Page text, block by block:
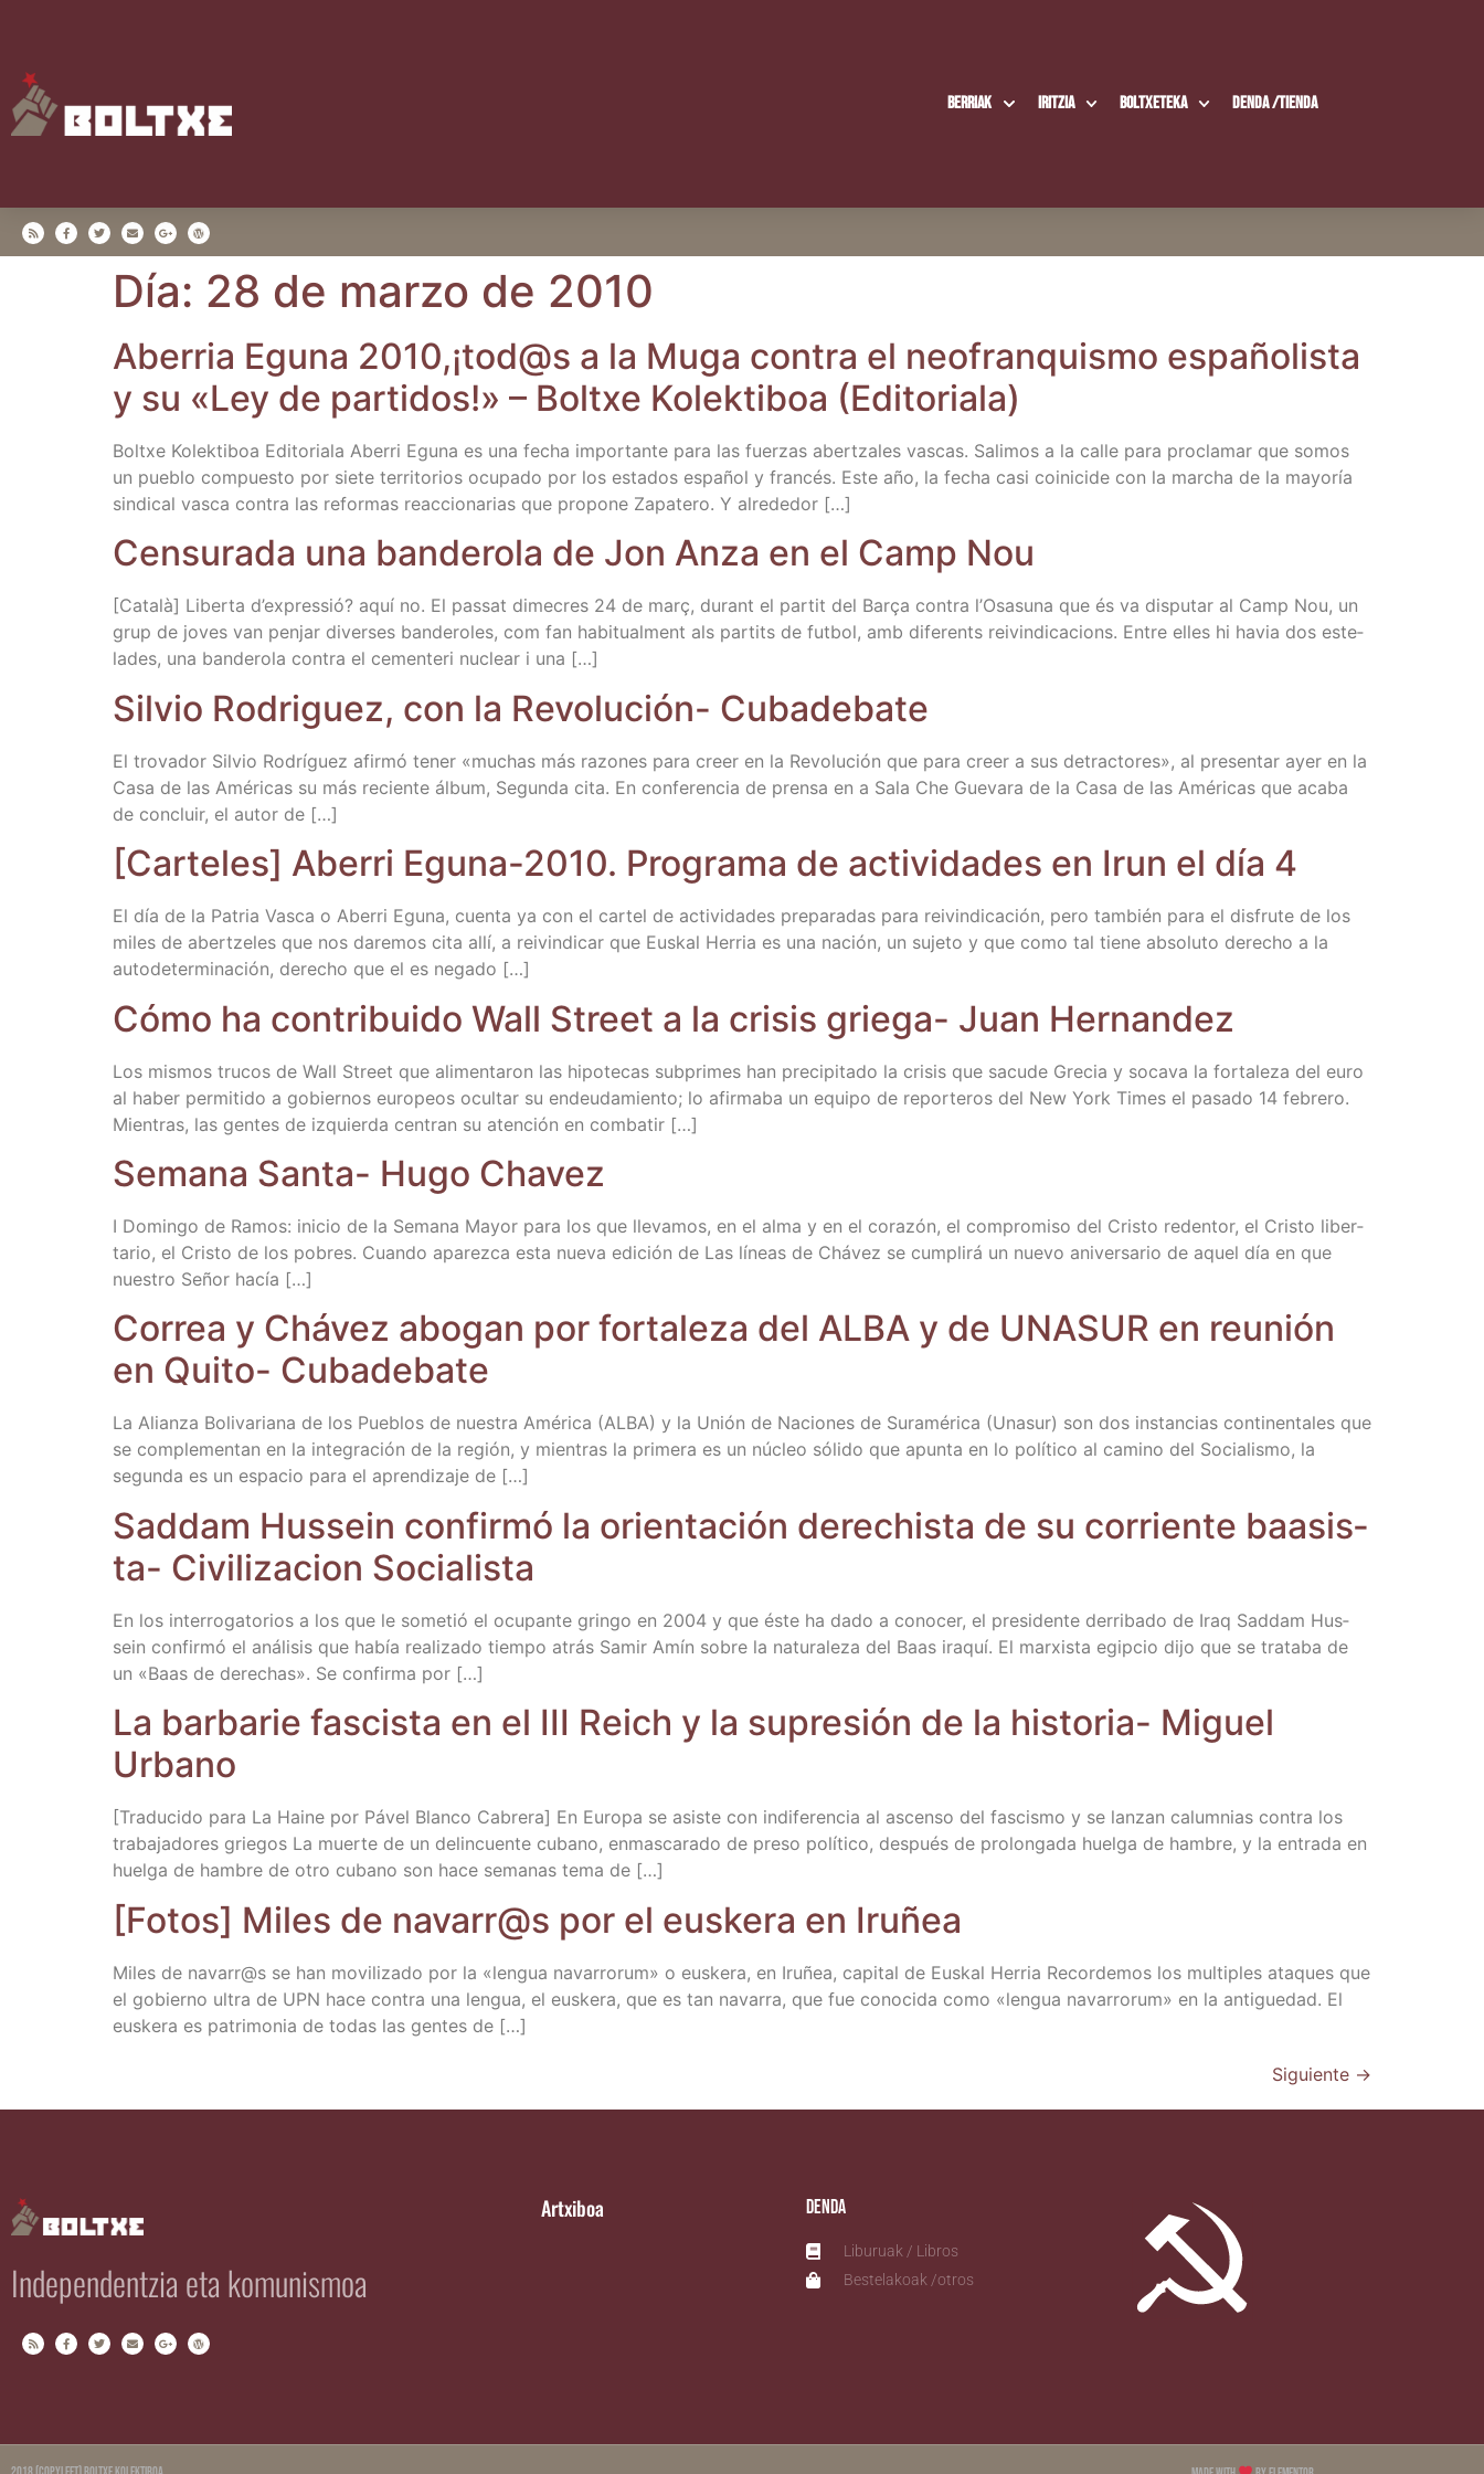
Berriak Iritzia Boltxe­te­ka Den­da /​Tien­da
Día: 28 de marzo de 2010
Abe­rria Egu­na 2010,¡tod@s a la Muga con­tra el neo­fran­quis­mo espa­ño­lis­ta
y su «Ley de par­ti­dos!» – Boltxe Kolek­ti­boa (Edi­to­ria­la)
Boltxe Kolek­ti­boa Edi­to­ria­la Abe­rri Egu­na es una fecha impor­tan­te para las fuer­zas aber­tza­les vas­cas. Sali­mos a la calle para pro­cla­mar que somos
un pue­blo com­pues­to por sie­te terri­to­rios ocu­pa­do por los esta­dos espa­ñol y fran­cés. Este año, la fecha casi coini­ci­de con la mar­cha de la mayo­ría
sin­di­cal vas­ca con­tra las refor­mas reac­cio­na­rias que pro­po­ne Zapa­te­ro. Y alrededor […]
Cen­su­ra­da una ban­de­ro­la de Jon Anza en el Camp Nou
[Cata­là] Liber­ta d’ex­pres­sió? aquí no. El pas­sat dime­cres 24 de març, durant el par­tit del Barça con­tra l’O­sa­su­na que és va dispu­tar al Camp Nou, un
grup de joves van pen­jar diver­ses ban­de­ro­les, com fan habi­tual­ment als par­tits de fut­bol, amb dife­rents rei­vin­di­ca­cions. Entre elles hi havia dos este­
la­des, una ban­de­ro­la con­tra el cemen­te­ri nuclear i una […]
Sil­vio Rodri­guez, con la Revo­lu­ción- Cubadebate
El tro­va­dor Sil­vio Rodrí­guez afir­mó tener «muchas más razo­nes para creer en la Revo­lu­ción que para creer a sus detrac­to­res», al pre­sen­tar ayer en la
Casa de las Amé­ri­cas su más recien­te álbum, Segun­da cita. En con­fe­ren­cia de pren­sa en a Sala Che Gue­va­ra de la Casa de las Amé­ri­cas que aca­ba
de con­cluir, el autor de […]
[Car­te­les] Abe­rri Egu­na-2010. Pro­gra­ma de acti­vi­da­des en Irun el día 4
El día de la Patria Vas­ca o Abe­rri Egu­na, cuen­ta ya con el car­tel de acti­vi­da­des pre­pa­ra­das para rei­vin­di­ca­ción, pero tam­bién para el dis­fru­te de los
miles de aber­tze­les que nos dare­mos cita allí, a rei­vin­di­car que Eus­kal Herria es una nación, un suje­to y que como tal tie­ne abso­lu­to dere­cho a la
auto­de­ter­mi­na­ción, dere­cho que el es negado […]
Cómo ha con­tri­bui­do Wall Street a la cri­sis grie­ga- Juan Hernandez
Los mis­mos tru­cos de Wall Street que ali­men­ta­ron las hipo­te­cas sub­pri­mes han pre­ci­pi­ta­do la cri­sis que sacu­de Gre­cia y soca­va la for­ta­le­za del euro
al haber per­mi­ti­do a gobier­nos euro­peos ocul­tar su endeu­da­mien­to; lo afir­ma­ba un equi­po de repor­te­ros del New York Times el pasa­do 14 febre­ro.
Mien­tras, las gen­tes de izquier­da cen­tran su aten­ción en combatir […]
Sema­na San­ta- Hugo Chavez
I Domin­go de Ramos: ini­cio de la Sema­na Mayor para los que lle­va­mos, en el alma y en el cora­zón, el com­pro­mi­so del Cris­to reden­tor, el Cris­to liber­
ta­rio, el Cris­to de los pobres. Cuan­do apa­rez­ca esta nue­va edi­ción de Las líneas de Chá­vez se cum­pli­rá un nue­vo ani­ver­sa­rio de aquel día en que
nues­tro Señor hacía […]
Correa y Chá­vez abo­gan por for­ta­le­za del ALBA y de UNASUR en reu­nión
en Qui­to- Cubadebate
La Alian­za Boli­va­ria­na de los Pue­blos de nues­tra Amé­ri­ca (ALBA) y la Unión de Nacio­nes de Sura­mé­ri­ca (Una­sur) son dos ins­tan­cias con­ti­nen­ta­les que
se com­ple­men­tan en la inte­gra­ción de la región, y mien­tras la pri­me­ra es un núcleo sóli­do que apun­ta en lo polí­ti­co al camino del Socia­lis­mo, la
segun­da es un espa­cio para el apren­di­za­je de […]
Sad­dam Hus­sein con­fir­mó la orien­ta­ción dere­chis­ta de su corrien­te baa­sis­
ta- Civi­li­za­cion Socialista
En los inte­rro­ga­to­rios a los que le some­tió el ocu­pan­te grin­go en 2004 y que éste ha dado a cono­cer, el pre­si­den­te derri­ba­do de Iraq Sad­dam Hus­
sein con­fir­mó el aná­li­sis que había rea­li­za­do tiem­po atrás Samir Amín sobre la natu­ra­le­za del Baas ira­quí. El mar­xis­ta egip­cio dijo que se tra­ta­ba de
un «Baas de dere­chas». Se con­fir­ma por […]
La bar­ba­rie fas­cis­ta en el III Reich y la supre­sión de la his­to­ria- Miguel
Urbano
[Tra­du­ci­do para La Hai­ne por Pável Blan­co Cabre­ra] En Euro­pa se asis­te con indi­fe­ren­cia al ascen­so del fas­cis­mo y se lan­zan calum­nias con­tra los
tra­ba­ja­do­res grie­gos La muer­te de un delin­cuen­te cubano, enmas­ca­ra­do de pre­so polí­ti­co, des­pués de pro­lon­ga­da huel­ga de ham­bre, y la entra­da en
huel­ga de ham­bre de otro cubano son hace sema­nas tema de […]
[Fotos] Miles de navarr@s por el eus­ke­ra en Iruñea
Miles de navarr@s se han movi­li­za­do por la «len­gua nava­rro­rum» o eus­ke­ra, en Iru­ñea, capi­tal de Eus­kal Herria Recor­de­mos los mul­ti­ples ata­ques que
el gobierno ultra de UPN hace con­tra una len­gua, el eus­ke­ra, que es tan nava­rra, que fue cono­ci­da como «len­gua nava­rro­rum» en la anti­gue­dad. El
eus­ke­ra es patri­mo­nia de todas las gen­tes de […]
Siguiente →
Independentzia eta komunismoa
Artxiboa Denda
Liburuak / Libros
Bestelakoak /otros